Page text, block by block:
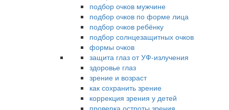
подбор очков мужчине
подбор очков по форме лица
подбор очков ребёнку
подбор солнцезащитных очков
формы очков
защита глаз от УФ-излучения
здоровье глаз
зрение и возраст
как сохранить зрение
коррекция зрения у детей